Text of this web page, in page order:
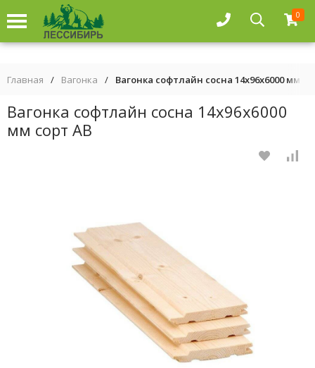
0
Главная / Вагонка / Вагонка софтлайн сосна 14х96х6000 мм
Вагонка софтлайн сосна 14х96х6000
мм сорт АВ